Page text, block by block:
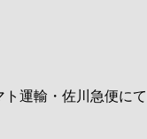
運輸・佐川急便に